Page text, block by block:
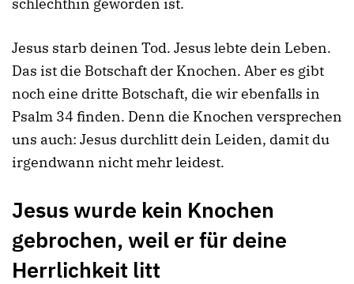
schlechthin geworden ist.
Jesus starb deinen Tod. Jesus lebte dein Leben.
Das ist die Botschaft der Knochen. Aber es gibt
noch eine dritte Botschaft, die wir ebenfalls in
Psalm 34 finden. Denn die Knochen versprechen
uns auch: Jesus durchlitt dein Leiden, damit du
irgendwann nicht mehr leidest.
Jesus wurde kein Knochen
gebrochen, weil er für deine
Herrlichkeit litt